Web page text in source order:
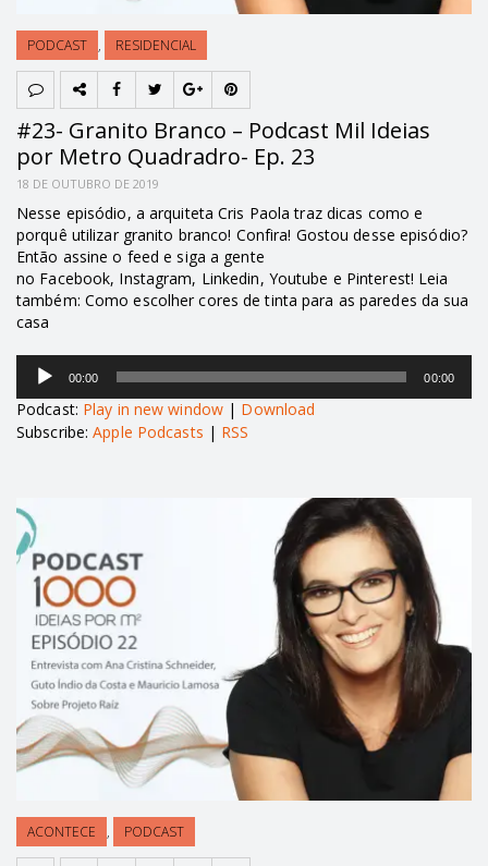
PODCAST , RESIDENCIAL
#23- Granito Branco – Podcast Mil Ideias
por Metro Quadradro- Ep. 23
18 DE OUTUBRO DE 2019
Nesse episódio, a arquiteta Cris Paola traz dicas como e
porquê utilizar granito branco! Confira! Gostou desse episódio?
Então assine o feed e siga a gente
no Facebook, Instagram, Linkedin, Youtube e Pinterest! Leia
também: Como escolher cores de tinta para as paredes da sua
casa
Tocador
áudio
00:00 00:00
Podcast: Play in new window | Download
Subscribe:Apple Podcasts | RSS
ACONTECE , PODCAST